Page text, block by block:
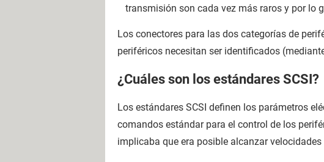
transmisión son cada vez más raros y por lo
Los conectores para las dos categorías de
periféricos necesitan ser identificados
¿Cuáles son los estándares SCSI?
Los estándares SCSI definen los parámetros
comandos estándar para el control de los
implicaba que era posible alcanzar